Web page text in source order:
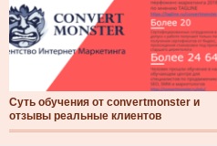
Суть обучения от convertmonster и
отзывы реальные клиентов